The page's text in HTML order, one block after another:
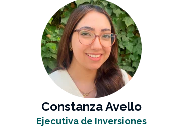
Constanza Avello
Ejecutiva de Inversiones